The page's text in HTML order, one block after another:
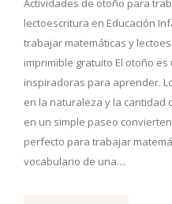
Actividades de otoño para
lectoescritura en Educación
trabajar matemáticas y
imprimible gratuito El otoño
inspiradoras para aprender.
en la naturaleza y la cantidad
en un simple paseo
perfecto para trabajar
vocabulario de una…